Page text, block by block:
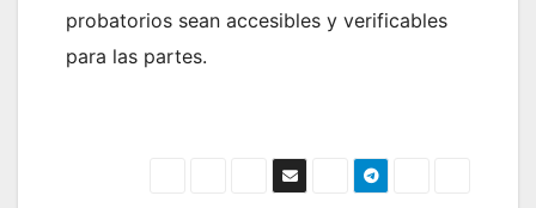
probatorios sean accesibles y verificables
para las partes.